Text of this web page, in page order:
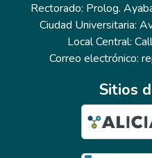
Rectorado: Prolog.
Ciudad Universitaria:
Local Central:
Correo electrónico:
Sitios